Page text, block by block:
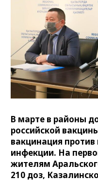
В марте в районы
российской
вакцинация против
инфекции. На
жителям
210 доз,